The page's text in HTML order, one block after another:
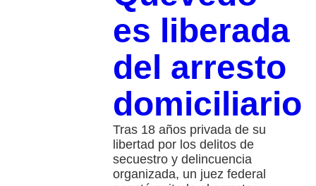
es liberada
del arresto
domiciliario
Tras 18 años privada de su
libertad por los delitos de
secuestro y delincuencia
organizada, un juez federal